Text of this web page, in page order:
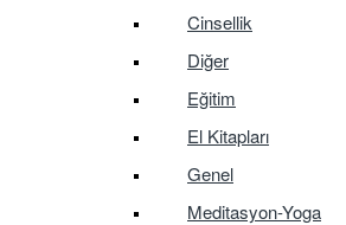
Cinsellik
Diğer
Eğitim
El Kitapları
Genel
Meditasyon-Yoga